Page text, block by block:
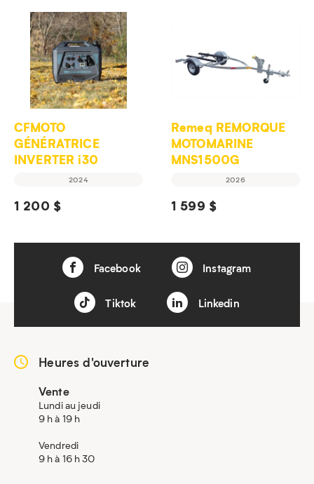
CFMOTO
GÉNÉRATRICE
INVERTER i30
2024
1 200 $
Remeq REMORQUE
MOTOMARINE
MNS1500G
2026
1 599 $
Facebook Instagram
Tiktok Linkedin
Heures d'ouverture
Vente
Lundi au jeudi
9 h à 19 h
Vendredi
9 h à 16 h 30